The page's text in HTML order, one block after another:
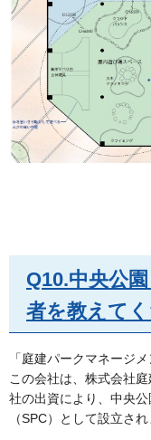
Q10.中央公
者を教えて
「庭建パークマネージ
この会社は、株式会社
社の出資により、中央
（SPC）として設立され